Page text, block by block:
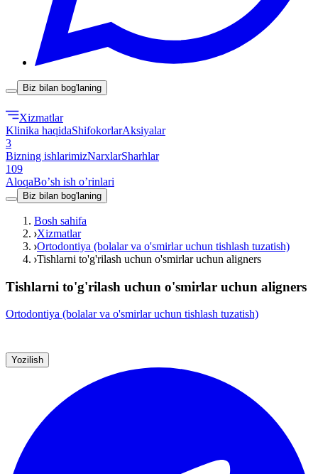
Biz bilan bog'laning
Xizmatlar
Klinika haqidaShifokorlarAksiyalar
3
Bizning ishlarimizNarxlarSharhlar
109
AloqaBoʼsh ish oʼrinlari
Biz bilan bog'laning
Bosh sahifa
Xizmatlar
Ortodontiya (bolalar va o'smirlar uchun tishlash tuzatish)
Tishlarni to'g'rilash uchun o'smirlar uchun aligners
Tishlarni to'g'rilash uchun o'smirlar uchun aligners
Ortodontiya (bolalar va o'smirlar uchun tishlash tuzatish)
Yozilish